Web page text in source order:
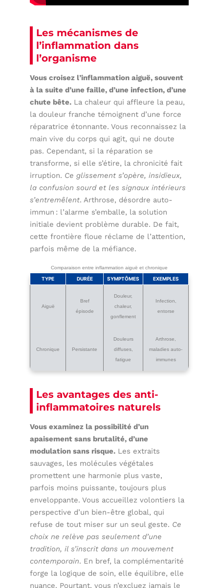
Les mécanismes de
l’inflammation dans
l’organisme
Vous croisez l’inflammation aiguë, souvent
à la suite d’une faille, d’une infection, d’une
chute bête. La chaleur qui affleure la peau,
la douleur franche témoignent d’une force
réparatrice étonnante. Vous reconnaissez la
main vive du corps qui agit, qui ne doute
pas. Cependant, si la réparation se
transforme, si elle s’étire, la chronicité fait
irruption. Ce glissement s’opère, insidieux,
la confusion sourd et les signaux intérieurs
s’entremêlent. Arthrose, désordre auto-
immun : l’alarme s’emballe, la solution
initiale devient problème durable. De fait,
cette frontière floue réclame de l’attention,
parfois même de la méfiance.
Comparaison entre inflammation aiguë et chronique
TYPE DURÉE SYMPTÔMES EXEMPLES
Aiguë
Bref
épisode
Douleur,
chaleur,
gonflement
Infection,
entorse
Chronique Persistante
Douleurs
diffuses,
fatigue
Arthrose,
maladies auto-
immunes
Les avantages des anti-
inflammatoires naturels
Vous examinez la possibilité d’un
apaisement sans brutalité, d’une
modulation sans risque. Les extraits
sauvages, les molécules végétales
promettent une harmonie plus vaste,
parfois moins puissante, toujours plus
enveloppante. Vous accueillez volontiers la
perspective d’un bien-être global, qui
refuse de tout miser sur un seul geste. Ce
choix ne relève pas seulement d’une
tradition, il s’inscrit dans un mouvement
contemporain. En bref, la complémentarité
forge la logique de soin, elle équilibre, elle
nuance. Pourtant, vous n’excluez jamais le